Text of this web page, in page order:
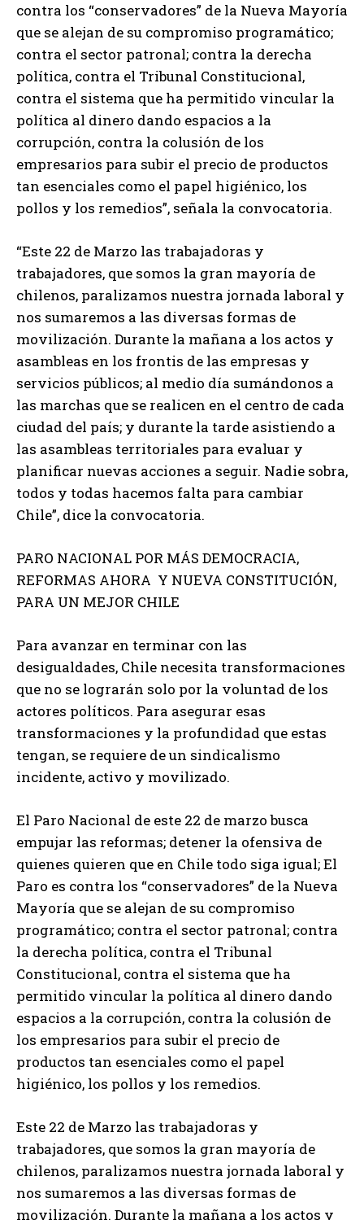
contra los “conservadores” de la Nueva Mayoría
que se alejan de su compromiso programático;
contra el sector patronal; contra la derecha
política, contra el Tribunal Constitucional,
contra el sistema que ha permitido vincular la
política al dinero dando espacios a la
corrupción, contra la colusión de los
empresarios para subir el precio de productos
tan esenciales como el papel higiénico, los
pollos y los remedios”, señala la convocatoria.
“Este 22 de Marzo las trabajadoras y
trabajadores, que somos la gran mayoría de
chilenos, paralizamos nuestra jornada laboral y
nos sumaremos a las diversas formas de
movilización. Durante la mañana a los actos y
asambleas en los frontis de las empresas y
servicios públicos; al medio día sumándonos a
las marchas que se realicen en el centro de cada
ciudad del país; y durante la tarde asistiendo a
las asambleas territoriales para evaluar y
planificar nuevas acciones a seguir. Nadie sobra,
todos y todas hacemos falta para cambiar
Chile”, dice la convocatoria.
PARO NACIONAL POR MÁS DEMOCRACIA,
REFORMAS AHORA Y NUEVA CONSTITUCIÓN,
PARA UN MEJOR CHILE
Para avanzar en terminar con las
desigualdades, Chile necesita transformaciones
que no se lograrán solo por la voluntad de los
actores políticos. Para asegurar esas
transformaciones y la profundidad que estas
tengan, se requiere de un sindicalismo
incidente, activo y movilizado.
El Paro Nacional de este 22 de marzo busca
empujar las reformas; detener la ofensiva de
quienes quieren que en Chile todo siga igual; El
Paro es contra los “conservadores” de la Nueva
Mayoría que se alejan de su compromiso
programático; contra el sector patronal; contra
la derecha política, contra el Tribunal
Constitucional, contra el sistema que ha
permitido vincular la política al dinero dando
espacios a la corrupción, contra la colusión de
los empresarios para subir el precio de
productos tan esenciales como el papel
higiénico, los pollos y los remedios.
Este 22 de Marzo las trabajadoras y
trabajadores, que somos la gran mayoría de
chilenos, paralizamos nuestra jornada laboral y
nos sumaremos a las diversas formas de
movilización. Durante la mañana a los actos y